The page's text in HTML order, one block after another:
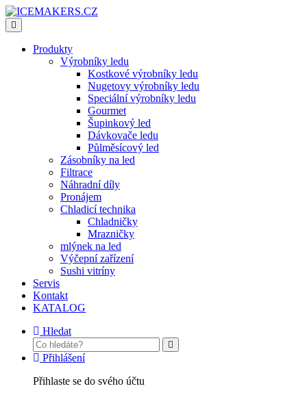
Produkty
Výrobníky ledu
Kostkové výrobníky ledu
Nugetovy výrobníky ledu
Speciální výrobníky ledu
Gourmet
Šupinkový led
Dávkovače ledu
Půlměsícový led
Zásobníky na led
Filtrace
Náhradní díly
Pronájem
Chladicí technika
Chladničky
Mrazničky
mlýnek na led
Výčepní zařízení
Sushi vitríny
Servis
Kontakt
KATALOG
Hledat
Přihlášení
Přihlaste se do svého účtu